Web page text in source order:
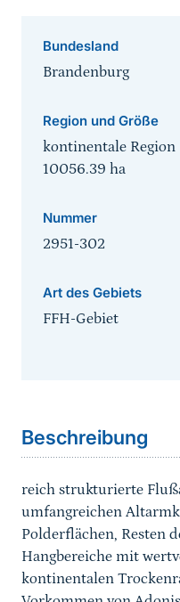
Bundesland
Brandenburg
Region und Größe
kontinentale Region
10056.39 ha
Nummer
2951-302
Art des Gebiets
FFH-Gebiet
Beschreibung
reich strukturierte
umfangreichen
Polderflächen, Resten
Hangbereiche mit
kontinentalen